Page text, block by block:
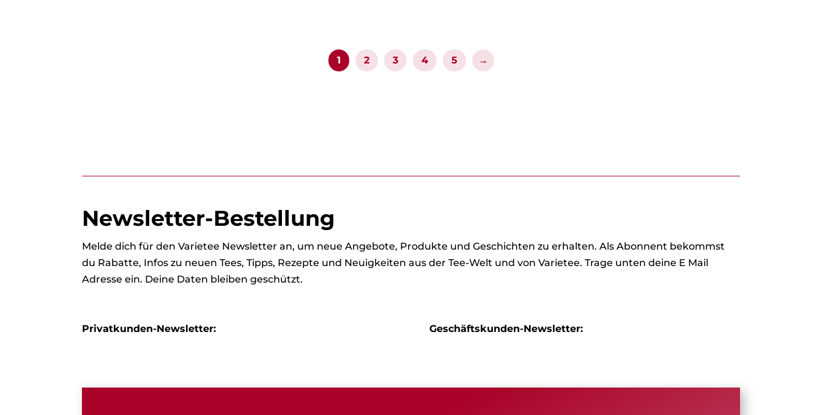
1 2 3 4 5 →
Newsletter-Bestellung
Melde dich für den Varietee Newsletter an, um neue Angebote, Produkte und Geschichten zu erhalten. Als Abonnent bekommst
du Rabatte, Infos zu neuen Tees, Tipps, Rezepte und Neuigkeiten aus der Tee-Welt und von Varietee. Trage unten deine E Mail
Adresse ein. Deine Daten bleiben geschützt.
Privatkunden-Newsletter: Geschäftskunden-Newsletter: